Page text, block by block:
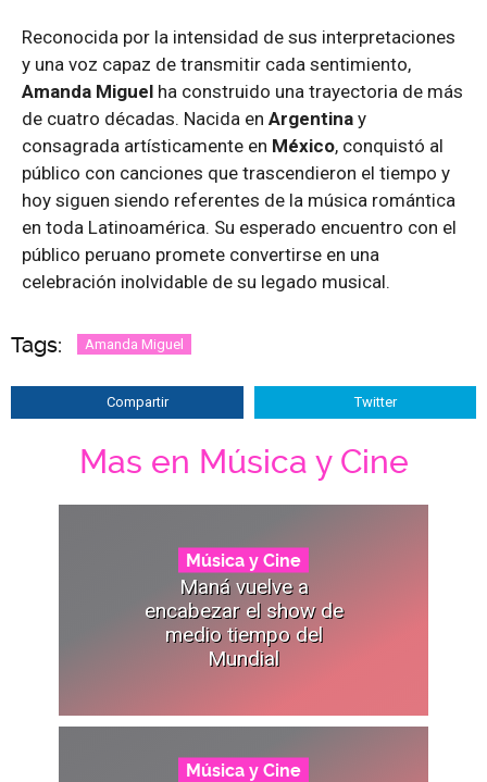
Reconocida por la intensidad de sus interpretaciones
y una voz capaz de transmitir cada sentimiento,
Amanda Miguel ha construido una trayectoria de más
de cuatro décadas. Nacida en Argentina y
consagrada artísticamente en México, conquistó al
público con canciones que trascendieron el tiempo y
hoy siguen siendo referentes de la música romántica
en toda Latinoamérica. Su esperado encuentro con el
público peruano promete convertirse en una
celebración inolvidable de su legado musical.
Tags: Amanda Miguel
Compartir Twitter
Mas en Música y Cine
Música y Cine
Maná vuelve a
encabezar el show de
medio tiempo del
Mundial
Música y Cine